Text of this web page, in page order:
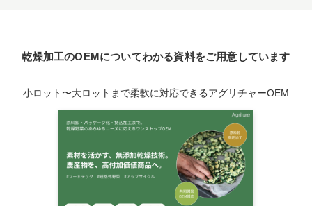
乾燥加工のOEMについてわかる資料をご用意しています
小ロット〜大ロットまで柔軟に対応できるアグリチャーOEM